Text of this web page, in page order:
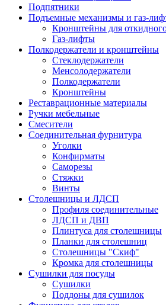
Подпятники
Подъемные механизмы и газ-
Кронштейны для
Газ-лифты
Полкодержатели и кронштейны
Стеклодержатели
Менсолодержатели
Полкодержатели
Кронштейны
Реставрационные материалы
Ручки мебельные
Смесители
Соединительная фурнитура
Уголки
Конфирматы
Саморезы
Стяжки
Винты
Столешницы и ЛДСП
Профиля соединительные
ЛДСП и ДВП
Плинтуса для столешницы
Планки для столешниц
Столешницы "Скиф"
Кромка для столешницы
Сушилки для посуды
Сушилки
Поддоны для сушилок